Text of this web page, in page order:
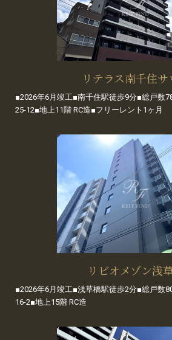
リテラス南千住サ
■2026年6月竣工■南千住駅徒歩9分■総戸数
25-12■地上11階 RC造■フリーレント1ヶ月
リビオメゾン浅
■2026年6月竣工■浅草橋駅徒歩2分■総戸数
16-2■地上15階 RC造